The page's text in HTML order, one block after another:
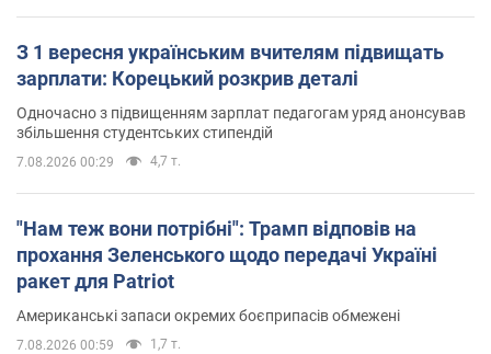
З 1 вересня українським вчителям підвищать
зарплати: Корецький розкрив деталі
Одночасно з підвищенням зарплат педагогам уряд анонсував
збільшення студентських стипендій
7.08.2026 00:29 4,7 т.
"Нам теж вони потрібні": Трамп відповів на
прохання Зеленського щодо передачі Україні
ракет для Patriot
Американські запаси окремих боєприпасів обмежені
7.08.2026 00:59 1,7 т.